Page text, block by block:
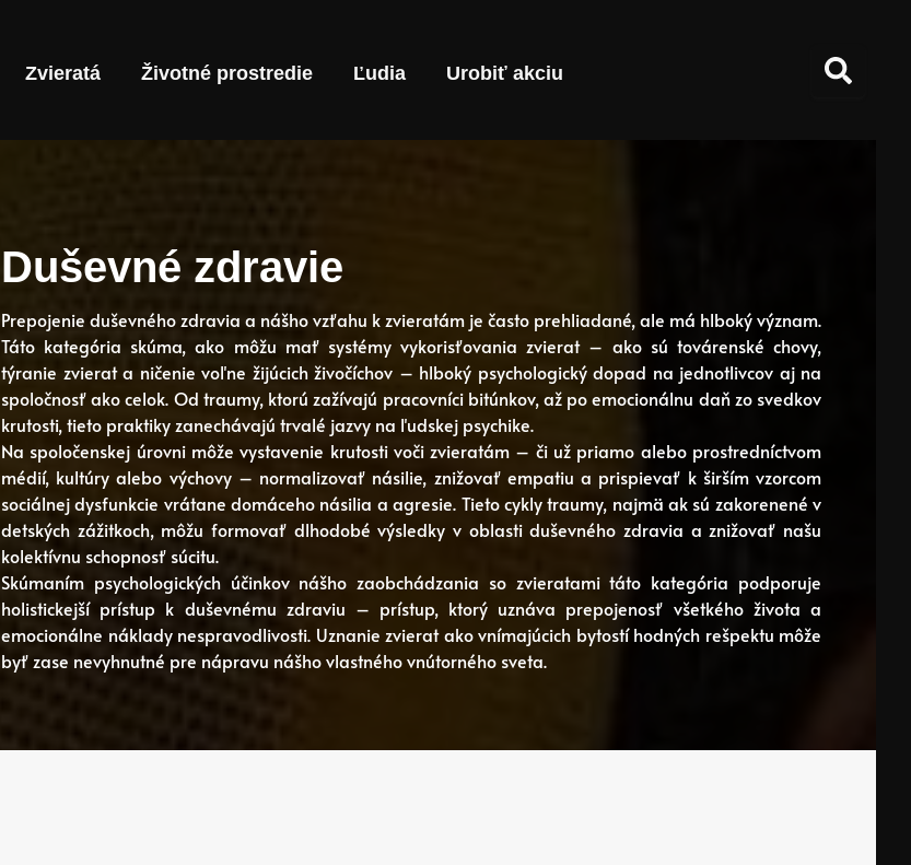
Zvieratá Životné prostredie Ľudia Urobiť akciu
Duševné zdravie
Prepojenie duševného zdravia a nášho vzťahu k zvieratám je často prehliadané, ale má hlboký význam.
Táto kategória skúma, ako môžu mať systémy vykorisťovania zvierat – ako sú továrenské chovy,
týranie zvierat a ničenie voľne žijúcich živočíchov – hlboký psychologický dopad na jednotlivcov aj na
spoločnosť ako celok. Od traumy, ktorú zažívajú pracovníci bitúnkov, až po emocionálnu daň zo svedkov
krutosti, tieto praktiky zanechávajú trvalé jazvy na ľudskej psychike.
Na spoločenskej úrovni môže vystavenie krutosti voči zvieratám – či už priamo alebo prostredníctvom
médií, kultúry alebo výchovy – normalizovať násilie, znižovať empatiu a prispievať k širším vzorcom
sociálnej dysfunkcie vrátane domáceho násilia a agresie. Tieto cykly traumy, najmä ak sú zakorenené v
detských zážitkoch, môžu formovať dlhodobé výsledky v oblasti duševného zdravia a znižovať našu
kolektívnu schopnosť súcitu.
Skúmaním psychologických účinkov nášho zaobchádzania so zvieratami táto kategória podporuje
holistickejší prístup k duševnému zdraviu – prístup, ktorý uznáva prepojenosť všetkého života a
emocionálne náklady nespravodlivosti. Uznanie zvierat ako vnímajúcich bytostí hodných rešpektu môže
byť zase nevyhnutné pre nápravu nášho vlastného vnútorného sveta.